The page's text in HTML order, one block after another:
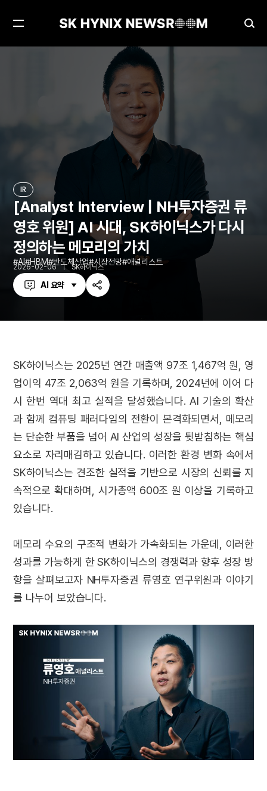
검
색
메
IR
[Analyst Interview | NH투자증권 류
영호 위원] AI 시대, SK하이닉스가 다시
정의하는 메모리의 가치
AI HBM 반도체산업 시장전망 애널리스트
2026-02-06 SK하이닉스
AI 요약
공
하
SK하이닉스는 2025년 연간 매출액 97조 1,467억 원, 영
업이익 47조 2,063억 원을 기록하며, 2024년에 이어 다
시 한번 역대 최고 실적을 달성했습니다. AI 기술의 확산
과 함께 컴퓨팅 패러다임의 전환이 본격화되면서, 메모리
는 단순한 부품을 넘어 AI 산업의 성장을 뒷받침하는 핵심
요소로 자리매김하고 있습니다. 이러한 환경 변화 속에서
SK하이닉스는 견조한 실적을 기반으로 시장의 신뢰를 지
속적으로 확대하며, 시가총액 600조 원 이상을 기록하고
있습니다.
메모리 수요의 구조적 변화가 가속화되는 가운데, 이러한
성과를 가능하게 한 SK하이닉스의 경쟁력과 향후 성장 방
향을 살펴보고자 NH투자증권 류영호 연구위원과 이야기
를 나누어 보았습니다.